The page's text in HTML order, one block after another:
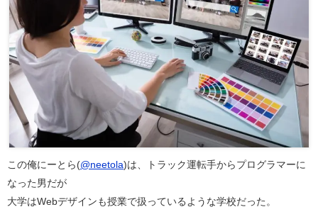
この俺にーとら(@neetola)は、トラック運転手からプログラマーに
なった男だが
大学はWebデザインも授業で扱っているような学校だった。